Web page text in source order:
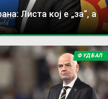
Листа кој е „за“, а
ФУДБАЛ